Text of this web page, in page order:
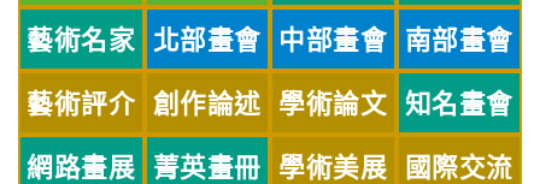
藝術名家 北部畫會 中部畫會 南部畫會
藝術評介 創作論述 學術論文 知名畫會
網路畫展 菁英畫冊 學術美展 國際交流